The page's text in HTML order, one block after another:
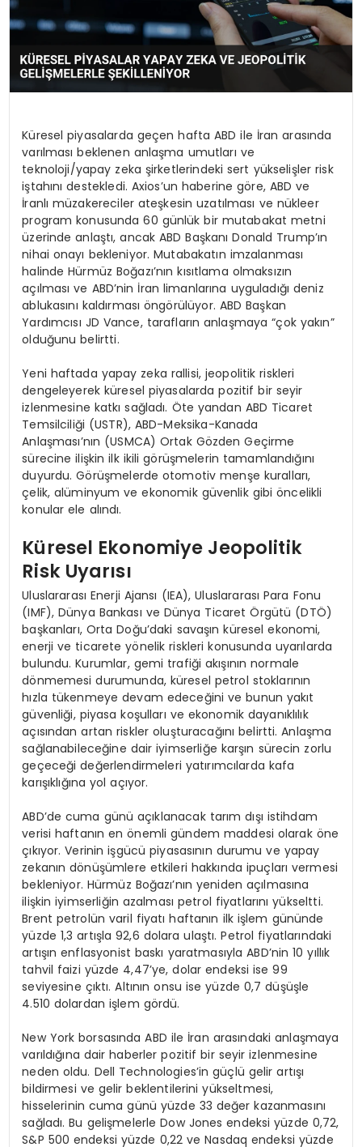
Küresel piyasalarda geçen hafta ABD ile İran arasında
varılması beklenen anlaşma umutları ve
teknoloji/yapay zeka şirketlerindeki sert yükselişler risk
iştahını destekledi. Axios’un haberine göre, ABD ve
İranlı müzakereciler ateşkesin uzatılması ve nükleer
program konusunda 60 günlük bir mutabakat metni
üzerinde anlaştı, ancak ABD Başkanı Donald Trump’ın
nihai onayı bekleniyor. Mutabakatın imzalanması
halinde Hürmüz Boğazı’nın kısıtlama olmaksızın
açılması ve ABD’nin İran limanlarına uyguladığı deniz
ablukasını kaldırması öngörülüyor. ABD Başkan
Yardımcısı JD Vance, tarafların anlaşmaya “çok yakın”
olduğunu belirtti.
Yeni haftada yapay zeka rallisi, jeopolitik riskleri
dengeleyerek küresel piyasalarda pozitif bir seyir
izlenmesine katkı sağladı. Öte yandan ABD Ticaret
Temsilciliği (USTR), ABD-Meksika-Kanada
Anlaşması’nın (USMCA) Ortak Gözden Geçirme
sürecine ilişkin ilk ikili görüşmelerin tamamlandığını
duyurdu. Görüşmelerde otomotiv menşe kuralları,
çelik, alüminyum ve ekonomik güvenlik gibi öncelikli
konular ele alındı.
Küresel Ekonomiye Jeopolitik
Risk Uyarısı
Uluslararası Enerji Ajansı (IEA), Uluslararası Para Fonu
(IMF), Dünya Bankası ve Dünya Ticaret Örgütü (DTÖ)
başkanları, Orta Doğu’daki savaşın küresel ekonomi,
enerji ve ticarete yönelik riskleri konusunda uyarılarda
bulundu. Kurumlar, gemi trafiği akışının normale
dönmemesi durumunda, küresel petrol stoklarının
hızla tükenmeye devam edeceğini ve bunun yakıt
güvenliği, piyasa koşulları ve ekonomik dayanıklılık
açısından artan riskler oluşturacağını belirtti. Anlaşma
sağlanabileceğine dair iyimserliğe karşın sürecin zorlu
geçeceği değerlendirmeleri yatırımcılarda kafa
karışıklığına yol açıyor.
ABD’de cuma günü açıklanacak tarım dışı istihdam
verisi haftanın en önemli gündem maddesi olarak öne
çıkıyor. Verinin işgücü piyasasının durumu ve yapay
zekanın dönüşümlere etkileri hakkında ipuçları vermesi
bekleniyor. Hürmüz Boğazı’nın yeniden açılmasına
ilişkin iyimserliğin azalması petrol fiyatlarını yükseltti.
Brent petrolün varil fiyatı haftanın ilk işlem gününde
yüzde 1,3 artışla 92,6 dolara ulaştı. Petrol fiyatlarındaki
artışın enflasyonist baskı yaratmasıyla ABD’nin 10 yıllık
tahvil faizi yüzde 4,47’ye, dolar endeksi ise 99
seviyesine çıktı. Altının onsu ise yüzde 0,7 düşüşle
4.510 dolardan işlem gördü.
New York borsasında ABD ile İran arasındaki anlaşmaya
varıldığına dair haberler pozitif bir seyir izlenmesine
neden oldu. Dell Technologies’in güçlü gelir artışı
bildirmesi ve gelir beklentilerini yükseltmesi,
hisselerinin cuma günü yüzde 33 değer kazanmasını
sağladı. Bu gelişmelerle Dow Jones endeksi yüzde 0,72,
S&P 500 endeksi yüzde 0,22 ve Nasdaq endeksi yüzde